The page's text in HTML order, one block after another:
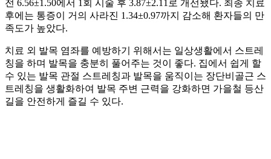
전 6.56±1.50에서 1회 시술 후 3.87±2.11로 개선됐다. 최종 치료
후에는 통증이 거의 사라진 1.34±0.97까지 감소해 환자들의 만
족도가 높았다.
치료 외 발목 염좌를 예방하기 위해서는 일상생활에서 스트레
칭을 하며 발목을 충분히 풀어주는 것이 좋다. 집에서 쉽게 할
수 있는 발목 관절 스트레칭과 발목을 움직이는 장단비골근 스
트레칭을 생활화하여 발목 주변 근력을 강화하면 가을철 등산
길을 안전하게 즐길 수 있다.